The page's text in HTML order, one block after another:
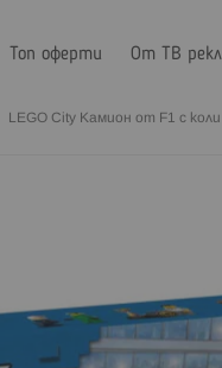
Топ оферти От ТВ
LEGO City Камион от F1 с